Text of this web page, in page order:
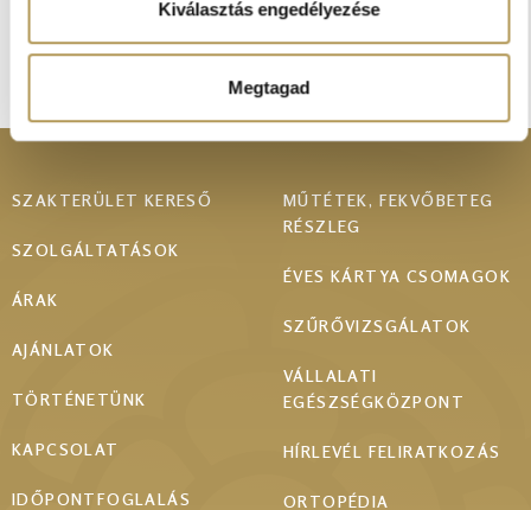
kombinálhatják az adatokat más olyan adatokkal,
amelyeket Ön adott meg számukra vagy az Ön által
Kiválasztás engedélyezése
Megtagad
TOVÁBB A GALÉRIÁBA
Footer
SZAKTERÜLET KERESŐ
SZOLGÁLTATÁSOK
ÁRAK
AJÁNLATOK
TÖRTÉNETÜNK
KAPCSOLAT
IDŐPONTFOGLALÁS
MŰTÉTEK, FEKVŐBETEG
RÉSZLEG
ÉVES KÁRTYA CSOMAGOK
SZŰRŐVIZSGÁLATOK
VÁLLALATI
EGÉSZSÉGKÖZPONT
HÍRLEVÉL FELIRATKOZÁS
ORTOPÉDIA